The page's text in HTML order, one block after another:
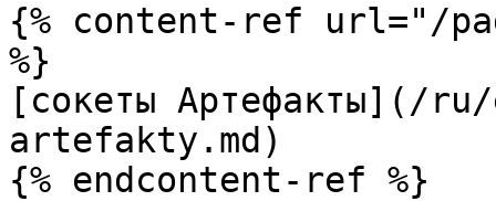
{% content-ref url="/
%}
[сокеты Артефакты](/
artefakty.md)
{% endcontent-ref %}